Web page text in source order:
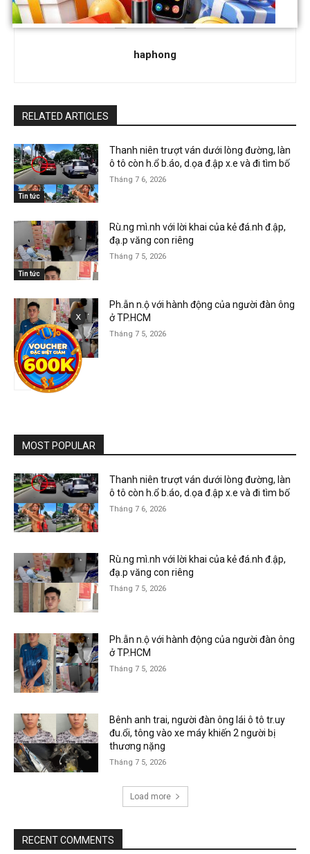
haphong
RELATED ARTICLES
Tin tức
Thanh niên trượt ván dưới lòng đường, làn
ô tô còn h.ổ b.áo, d.ọa đ.ập x.e và đi tìm bố
Tháng 7 6, 2026
Tin tức
Rù.ng mì.nh với lời khai của kẻ đá.nh đ.ập,
đạ.p văng con riêng
Tháng 7 5, 2026
Tin tức
Ph.ẫn n.ộ với hành động của người đàn ông
ở TP.HCM
Tháng 7 5, 2026
MOST POPULAR
Thanh niên trượt ván dưới lòng đường, làn
ô tô còn h.ổ b.áo, d.ọa đ.ập x.e và đi tìm bố
Tháng 7 6, 2026
Rù.ng mì.nh với lời khai của kẻ đá.nh đ.ập,
đạ.p văng con riêng
Tháng 7 5, 2026
Ph.ẫn n.ộ với hành động của người đàn ông
ở TP.HCM
Tháng 7 5, 2026
Bênh anh trai, người đàn ông lái ô tô tr.uy
đu.ổi, tông vào xe máy khiến 2 người bị
thương nặng
Tháng 7 5, 2026
Load more
RECENT COMMENTS
x